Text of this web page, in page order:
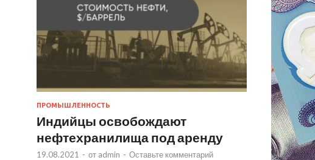
ПРОМЫШЛЕННОСТЬ
Индийцы освобождают
нефтехранилища под аренду
19.08.2021 - от admin - Оставьте комментарий